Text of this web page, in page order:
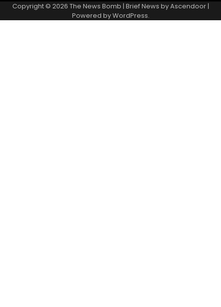
Copyright © 2026 The News Bomb | Brief News byAscendoor|
Powered byWordPress.